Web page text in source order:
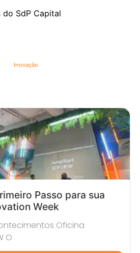
SdP Capital
Inovação
Passo para sua
Week
Oficina
O